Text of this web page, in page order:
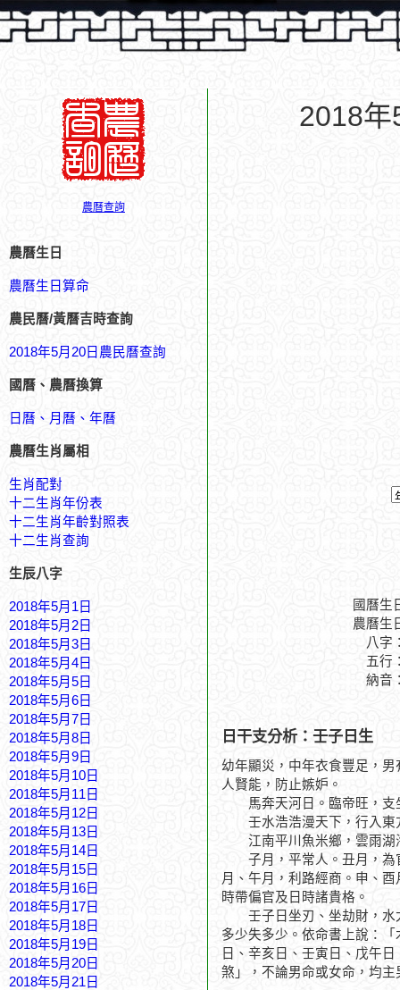
農曆查詢
農曆生日
農曆生日算命
農民曆/黃曆吉時查詢
2018年5月20日農民曆查詢
國曆、農曆換算
日曆、月曆、年曆
農曆生肖屬相
生肖配對
十二生肖年份表
十二生肖年齡對照表
十二生肖查詢
生辰八字
2018年5月1日
2018年5月2日
2018年5月3日
2018年5月4日
2018年5月5日
2018年5月6日
2018年5月7日
2018年5月8日
2018年5月9日
2018年5月10日
2018年5月11日
2018年5月12日
2018年5月13日
2018年5月14日
2018年5月15日
2018年5月16日
2018年5月17日
2018年5月18日
2018年5月19日
2018年5月20日
2018年5月21日
2018
國曆生
農曆生
八字
五行
納音
日干支分析：壬子日生
幼年顯災，中年衣食豐足，
人賢能，防止嫉妒。
馬奔天河日。臨帝旺，支
壬水浩浩漫天下，行入東
江南平川魚米鄉，雲雨湖
子月，平常人。丑月，為
月、午月，利路經商。申、
時帶偏官及日時諸貴格。
壬子日坐刃、坐劫財，水
多少失多少。依命書上說：
日、辛亥日、壬寅日、戊午
煞」，不論男命或女命，均